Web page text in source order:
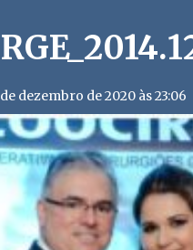
dezembro de 2020 às 23:06